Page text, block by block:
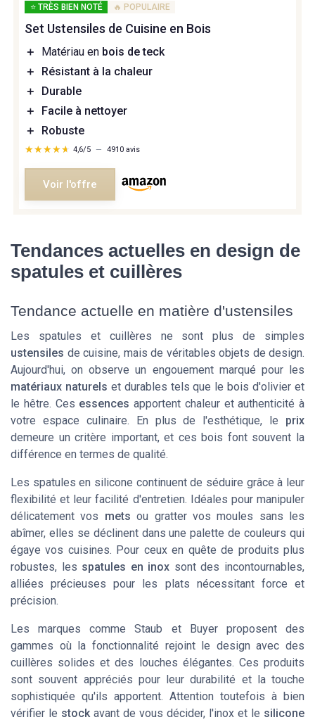
⭐ TRÈS BIEN NOTÉ 🔥 POPULAIRE
Set Ustensiles de Cuisine en Bois
＋ Matériau en bois de teck
＋
Résistant à la chaleur
＋
Durable
＋
Facile à nettoyer
＋
Robuste
★★★★★
★★★★★ 4,6/5 — 4910 avis
Voir l'offre
Tendances actuelles en design de
spatules et cuillères
Tendance actuelle en matière d'ustensiles
Les spatules et cuillères ne sont plus de simples
ustensiles de cuisine, mais de véritables objets de design.
Aujourd'hui, on observe un engouement marqué pour les
matériaux naturels et durables tels que lebois d'olivier et
le hêtre. Ces essences apportent chaleur et authenticité à
votre espace culinaire. En plus de l'esthétique, le prix
demeure un critère important, et cesbois font souvent la
différence en termes de qualité.
Les spatules en silicone continuent de séduire grâce à leur
flexibilité et leur facilité d'entretien. Idéales pour manipuler
délicatement vos mets ou gratter vosmoules sans les
abîmer, elles se déclinent dans une palette de couleurs qui
égaye vos cuisines. Pour ceux en quête de produits plus
robustes, les spatules en inox sont des incontournables,
alliées précieuses pour les plats nécessitant force et
précision.
Les marques commeStaub et Buyerproposent des
gammes où la fonctionnalité rejoint le design avec des
cuillères solides et des louches élégantes. Ces produits
sont souvent appréciés pour leur durabilité et la touche
sophistiquée qu'ils apportent. Attention toutefois à bien
vérifier le stockavant de vous décider, l'inox et le silicone